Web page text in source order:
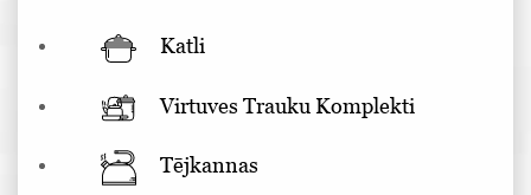
Katli
Virtuves Trauku Komplekti
Tējkannas